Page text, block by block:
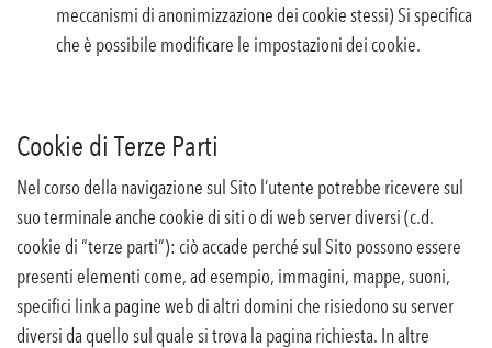
meccanismi di anonimizzazione dei cookie stessi) Si specifica
che è possibile modificare le impostazioni dei cookie.
Cookie di Terze Parti
Nel corso della navigazione sul Sito l’utente potrebbe ricevere sul
suo terminale anche cookie di siti o di web server diversi (c.d.
cookie di “terze parti”): ciò accade perché sul Sito possono essere
presenti elementi come, ad esempio, immagini, mappe, suoni,
specifici link a pagine web di altri domini che risiedono su server
diversi da quello sul quale si trova la pagina richiesta. In altre